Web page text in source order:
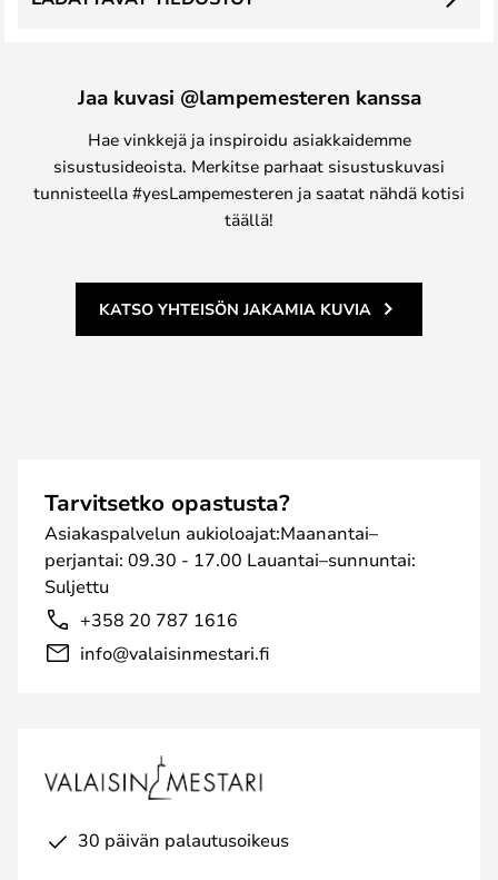
Jaa kuvasi @lampemesteren kanssa
Hae vinkkejä ja inspiroidu asiakkaidemme
sisustusideoista. Merkitse parhaat sisustuskuvasi
tunnisteella #yesLampemesteren ja saatat nähdä kotisi
täällä!
KATSO YHTEISÖN JAKAMIA KUVIA
Tarvitsetko opastusta?
Asiakaspalvelun aukioloajat:Maanantai–
perjantai: 09.30 - 17.00 Lauantai–sunnuntai:
Suljettu
+358 20 787 1616
info@valaisinmestari.fi
30 päivän palautusoikeus